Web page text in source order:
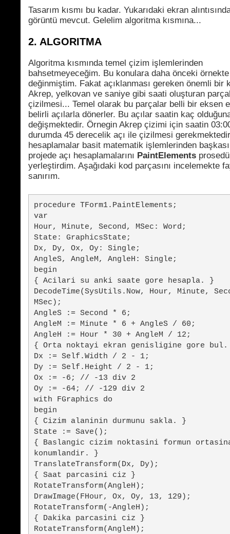
Tasarım kısmı bu kadar. Yukarıdaki ekran
görüntü mevcut. Gelelim algoritma kısmına...
2. ALGORITMA
Algoritma kısmında temel çizim işlemlerinden
bahsetmeyeceğim. Bu konulara daha önceki örnekte
değinmiştim. Fakat açıklanması gereken önemli bir
Akrep, yelkovan ve saniye gibi saati oluşturan
çizilmesi... Temel olarak bu parçalar belli bir eksen
belirli açılarla dönerler. Bu açılar saatin kaç
değişmektedir. Örnegin Akrep çizimi için saatin
durumda 45 derecelik açı ile çizilmesi
hesaplamalar basit matematik işlemlerinden
projede açı hesaplamalarını PaintElements
yerleştirdim. Aşağıdaki kod parçasını incelemekte
sanırım.
procedure TForm1.PaintElements;
var
Hour, Minute, Second, MSec: Word;
State: GraphicsState;
Dx, Dy, Ox, Oy: Single;
AngleS, AngleM, AngleH: Single;
begin
{ Acilari su anki saate gore hesapla. }
DecodeTime(SysUtils.Now, Hour, Minute,
MSec);
AngleS := Second * 6;
AngleM := Minute * 6 + AngleS / 60;
AngleH := Hour * 30 + AngleM / 12;
{ Orta noktayi ekran genisligine gore
Dx := Self.Width / 2 - 1;
Dy := Self.Height / 2 - 1;
Ox := -6; // -13 div 2
Oy := -64; // -129 div 2
with FGraphics do
begin
{ Cizim alaninin durmunu sakla. }
State := Save();
{ Baslangic cizim noktasini formun
konumlandir. }
TranslateTransform(Dx, Dy);
{ Saat parcasini ciz }
RotateTransform(AngleH);
DrawImage(FHour, Ox, Oy, 13, 129);
RotateTransform(-AngleH);
{ Dakika parcasini ciz }
RotateTransform(AngleM);